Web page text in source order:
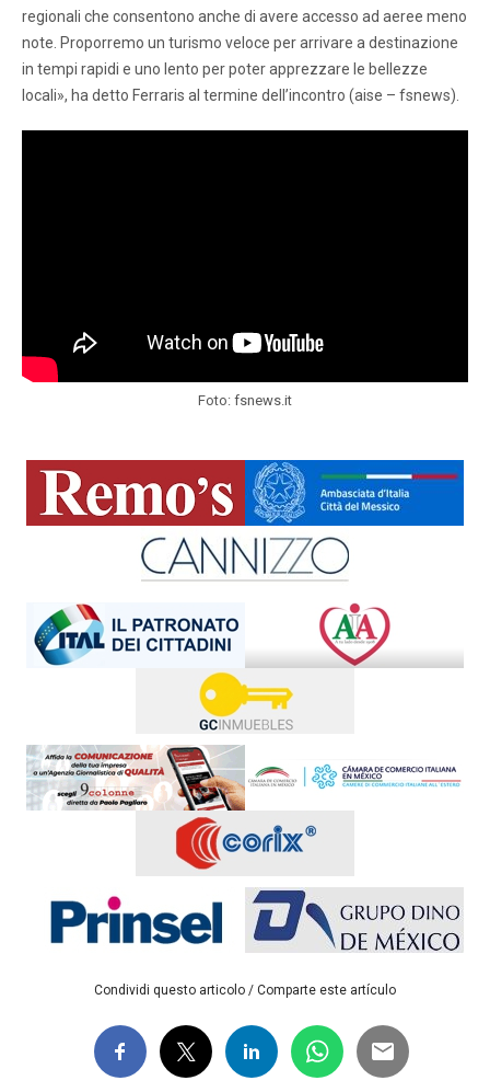
regionali che consentono anche di avere accesso ad aeree meno
note. Proporremo un turismo veloce per arrivare a destinazione
in tempi rapidi e uno lento per poter apprezzare le bellezze
locali», ha detto Ferraris al termine dell’incontro (aise – fsnews).
Foto: fsnews.it
Condividi questo articolo / Comparte este artículo